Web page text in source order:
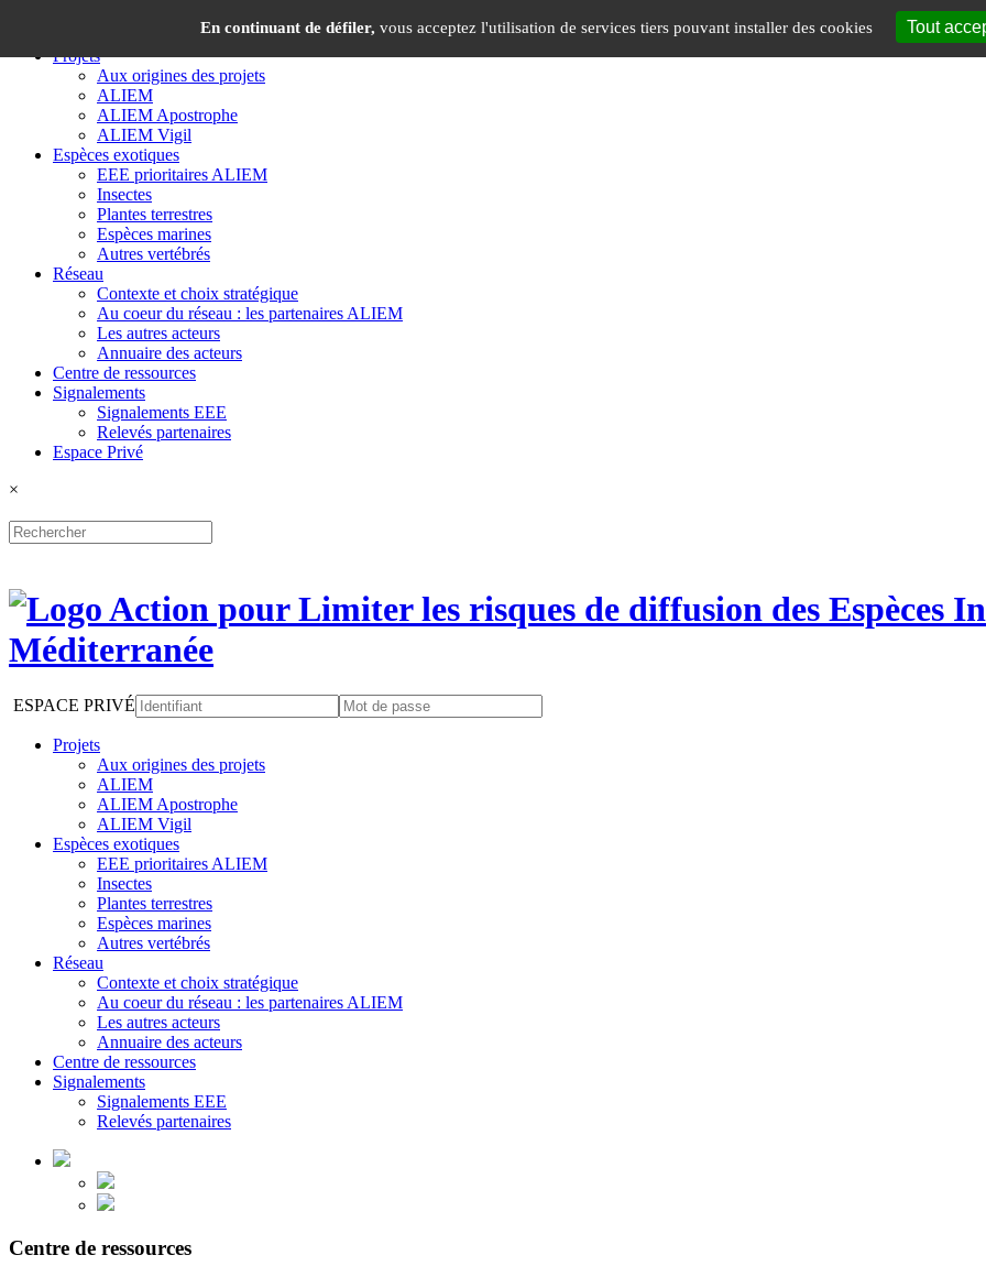
Projets
Aux origines des projets
ALIEM
ALIEM Apostrophe
ALIEM Vigil
Espèces exotiques
EEE prioritaires ALIEM
Insectes
Plantes terrestres
Espèces marines
Autres vertébrés
Réseau
Contexte et choix stratégique
Au coeur du réseau : les partenaires ALIEM
Les autres acteurs
Annuaire des acteurs
Centre de ressources
Signalements
Signalements EEE
Relevés partenaires
Espace Privé
×
ESPACE PRIVÉ
Projets
Aux origines des projets
ALIEM
ALIEM Apostrophe
ALIEM Vigil
Espèces exotiques
EEE prioritaires ALIEM
Insectes
Plantes terrestres
Espèces marines
Autres vertébrés
Réseau
Contexte et choix stratégique
Au coeur du réseau : les partenaires ALIEM
Les autres acteurs
Annuaire des acteurs
Centre de ressources
Signalements
Signalements EEE
Relevés partenaires
Centre de ressources
En continuant de défiler, vous acceptez l'utilisation de services tiers pouvant installer des cookies Tout